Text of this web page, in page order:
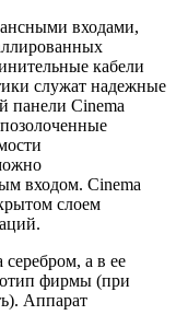
входами,
кабели
служат надежные
панели Cinema
входом. Cinema
слоем
а в ее
фирмы (при
Аппарат